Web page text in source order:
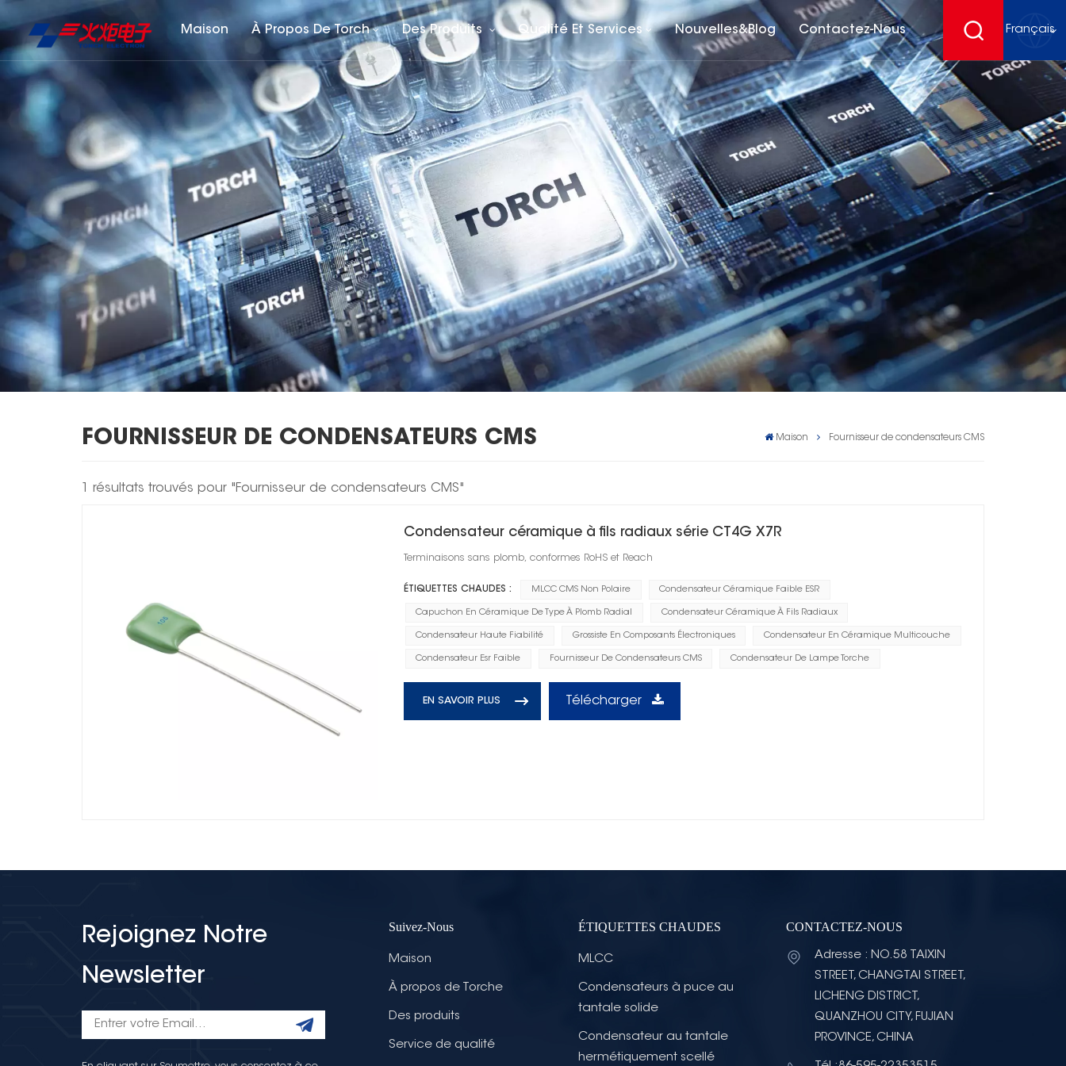
Maison À Propos De Torch Des Produits Qualité Et Services Nouvelles&Blog Contactez-Nous Français
English
français
Deutsch
español
FOURNISSEUR DE CONDENSATEURS CMS Maison Fournisseur de condensateurs CMS
1 résultats trouvés pour "Fournisseur de condensateurs CMS"
Condensateur céramique à fils radiaux série CT4G X7R
Terminaisons sans plomb, conformes RoHS et Reach
ÉTIQUETTES CHAUDES : MLCC CMS Non Polaire Condensateur Céramique Faible ESR
Capuchon En Céramique De Type À Plomb Radial Condensateur Céramique À Fils Radiaux
Condensateur Haute Fiabilité Grossiste En Composants Électroniques Condensateur En Céramique Multicouche
Condensateur Esr Faible Fournisseur De Condensateurs CMS Condensateur De Lampe Torche
EN SAVOIR PLUS Télécharger
Rejoignez Notre
Newsletter
Suivez-Nous
Maison
À propos de Torche
Des produits
Service de qualité
ÉTIQUETTES CHAUDES
MLCC
Condensateurs à puce au
tantale solide
Condensateur au tantale
hermétiquement scellé
CONTACTEZ-NOUS
Adresse : NO.58 TAIXIN
STREET, CHANGTAI STREET,
LICHENG DISTRICT,
QUANZHOU CITY, FUJIAN
PROVINCE, CHINA